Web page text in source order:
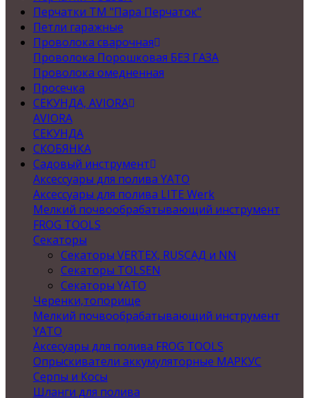
Перчатки ТМ "Пара Перчаток"
Петли гаражные
Проволока сварочная
Проволока Порошковая БЕЗ ГАЗА
Проволока омедненная
Просечка
СЕКУНДА, AVIORA
AVIORA
СЕКУНДА
СКОБЯНКА
Садовый инструмент
Аксессуары для полива YATO
Аксессуары для полива LITE Werk
Мелкий почвообрабатывающий инструмент
FROG TOOLS
Секаторы
Секаторы VERTEX, RUSСАД и NN
Секаторы TOLSEN
Секаторы YATO
Черенки,топорище
Мелкий почвообрабатывающий инструмент
YATO
Аксесуары для полива FROG TOOLS
Опрыскиватели аккумуляторные МАРКУС
Серпы и Косы
Шланги для полива